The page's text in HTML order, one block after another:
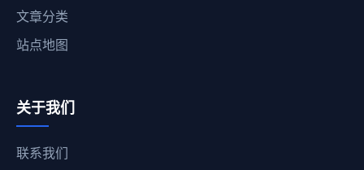
文章分类
站点地图
关于我们
联系我们